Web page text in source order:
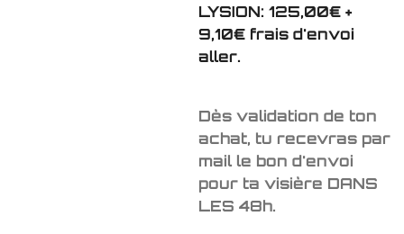
LYSION: 125,00€ +
9,10€ frais d'envoi
aller.
Dès validation de ton
achat, tu recevras par
mail le bon d'envoi
pour ta visière DANS
LES 48h.